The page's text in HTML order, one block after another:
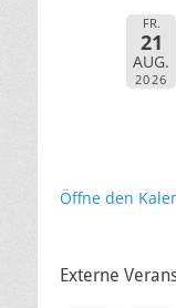
FR.
21
AUG.
2026
Öffne den
Externe